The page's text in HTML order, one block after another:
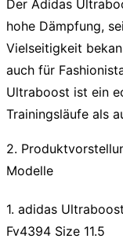
Der Adidas
hohe Dämpfung,
Vielseitigkeit
auch für
Ultraboost ist ein
Trainingsläufe als
2.
Modelle
1. adidas
Fv4394 Size 11.5